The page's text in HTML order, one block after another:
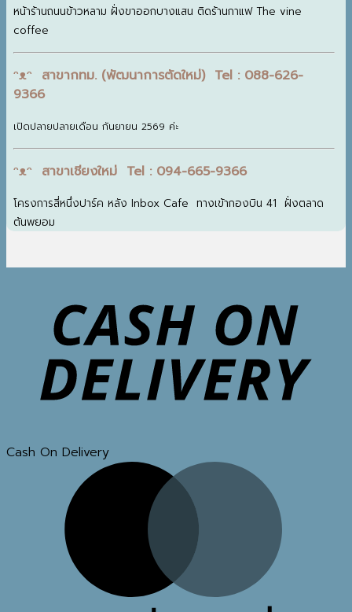
หน้าร้านถนนข้าวหลาม ฝั่งขาออกบางแสน ติดร้านกาแฟ The vine
coffee
ᵔᴥᵔ สาขากทม. (พัฒนาการตัดใหม่) Tel : 088-626-
9366
เปิดปลายปลายเดือน กันยายน 2569 ค่ะ
ᵔᴥᵔ สาขาเชียงใหม่ Tel : 094-665-9366
โครงการสี่หนึ่งปาร์ค หลัง Inbox Cafe ทางเข้ากองบิน 41 ฝั่งตลาด
ต้นพยอม
Cash On Delivery